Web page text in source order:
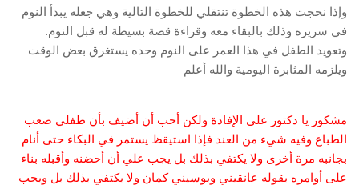
وإذا نحجت هذه الخطوة تنتقلي للخطوة التالية وهي جعله يبدأ النوم
في سريره وذلك بالبقاء معه وقراءة قصة بسيطة له قبل النوم.
وتعويد الطفل في هذا العمر على النوم وحده يستغرق بعض الوقت
ويلزمه المثابرة اليومية والله أعلم
مشكور يا دكتور على الإفادة ولكن أحب أن أضيف بأن طفلي صعب
الطباع وفيه شيء من العند فإذا استيقظ يستمر في البكاء حتى أنام
بجانبه مرة أخرى ولا يكتفي بذلك بل يجب علي أن أحضنه وأقبله بناء
على أوامره بقوله عانقيني وبوسيني كمان ولا يكتفي بذلك بل ويجب